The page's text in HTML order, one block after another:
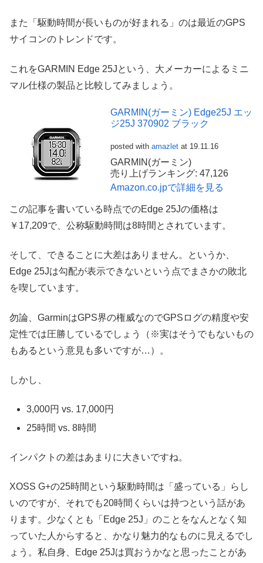
また「駆動時間が長いものが好まれる」のは最近のGPS
サイコンのトレンドです。
これをGARMIN Edge 25Jという、大メーカーによるミニ
マル仕様の製品と比較してみましょう。
GARMIN(ガーミン) Edge25J エッ
ジ25J 370902 ブラック
posted with amazlet at 19.11.16
GARMIN(ガーミン)
売り上げランキング: 47,126
Amazon.co.jpで詳細を見る
この記事を書いている時点でのEdge 25Jの価格は
￥17,209で、公称駆動時間は8時間とされています。
そして、できることに大差はありません。というか、
Edge 25Jは勾配が表示できないという点でまさかの敗北
を喫しています。
勿論、GarminはGPS界の権威なのでGPSログの精度や安
定性では圧勝しているでしょう（※実はそうでもないもの
もあるという意見も多いですが…）。
しかし、
3,000円 vs. 17,000円
25時間 vs. 8時間
インパクトの差はあまりに大きいですね。
XOSS G+の25時間という駆動時間は「盛っている」らし
いのですが、それでも20時間くらいは持つという話があ
ります。少なくとも「Edge 25J」のことをなんとなく知
っていた人からすると、かなり魅力的なものに見えるでし
ょう。私自身、Edge 25Jは買おうかなと思ったことがあ